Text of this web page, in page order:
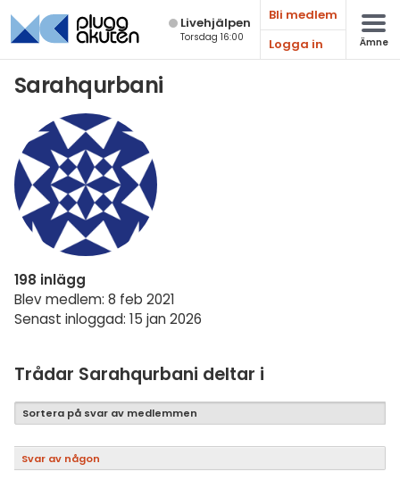
Live­hjälpen
Torsdag 16:00
Bli medlem
Logga in
Ämne
Sarahqurbani
198 inlägg
Blev medlem: 8 feb 2021
Senast inloggad: 15 jan 2026
Trådar Sarahqurbani deltar i
Sortera på svar av medlemmen
Svar av någon
Matematik
Engelska
Fler språk
Samhällsorientering